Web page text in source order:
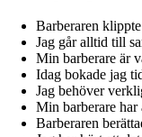
Barberaren
Jag går alltid till
Min barberare är
Idag bokade jag
Jag behöver
Min barberare
Barberaren